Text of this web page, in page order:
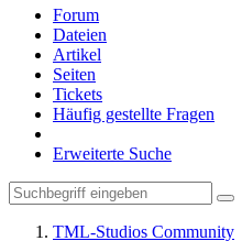
Forum
Dateien
Artikel
Seiten
Tickets
Häufig gestellte Fragen
Erweiterte Suche
TML-Studios Community